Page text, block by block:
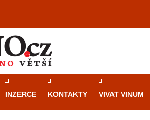
INZERCE KONTAKTY VIVAT VINUM